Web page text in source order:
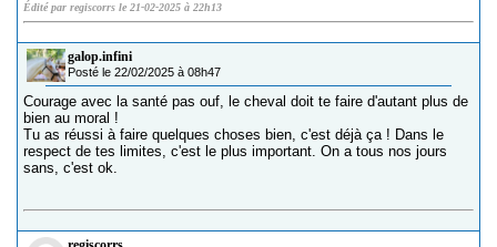
Édité par regiscorrs le 21-02-2025 à 22h13
galop.infini
Posté le 22/02/2025 à 08h47
Courage avec la santé pas ouf, le cheval doit te faire d'autant plus de
bien au moral !
Tu as réussi à faire quelques choses bien, c'est déjà ça ! Dans le
respect de tes limites, c'est le plus important. On a tous nos jours
sans, c'est ok.